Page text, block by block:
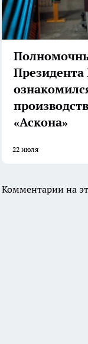
«Аскона»
22 июля
Комментарии на